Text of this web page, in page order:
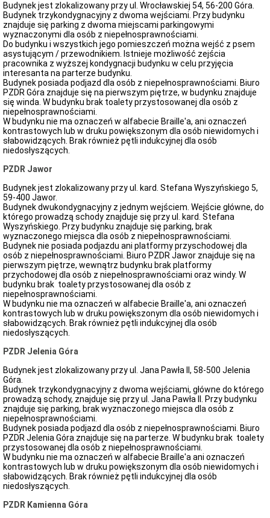
Budynek jest zlokalizowany przy ul. Wrocławskiej 54, 56-200 Góra.
Budynek trzykondygnacyjny z dwoma wejściami. Przy budynku
znajduje się parking z dwoma miejscami parkingowymi
wyznaczonymi dla osób z niepełnosprawnościami.
Do budynku i wszystkich jego pomieszczeń można wejść z psem
asystującym / przewodnikiem. Istnieje możliwość zejścia
pracownika z wyższej kondygnacji budynku w celu przyjęcia
interesanta na parterze budynku.
Budynek posiada podjazd dla osób z niepełnosprawnościami. Biuro
PZDR Góra znajduje się na pierwszym piętrze, w budynku znajduje
się winda. W budynku brak toalety przystosowanej dla osób z
niepełnosprawnościami.
W budynku nie ma oznaczeń w alfabecie Braille'a, ani oznaczeń
kontrastowych lub w druku powiększonym dla osób niewidomych i
słabowidzących. Brak również pętli indukcyjnej dla osób
niedosłyszących.
PZDR Jawor
Budynek jest zlokalizowany przy ul. kard. Stefana Wyszyńskiego 5,
59-400 Jawor.
Budynek dwukondygnacyjny z jednym wejściem. Wejście główne, do
którego prowadzą schody znajduje się przy ul. kard. Stefana
Wyszyńskiego. Przy budynku znajduje się parking, brak
wyznaczonego miejsca dla osób z niepełnosprawnościami.
Budynek nie posiada podjazdu ani platformy przyschodowej dla
osób z niepełnosprawnościami. Biuro PZDR Jawor znajduje się na
pierwszym piętrze, wewnątrz budynku brak platformy
przychodowej dla osób z niepełnosprawnościami oraz windy. W
budynku brak toalety przystosowanej dla osób z
niepełnosprawnościami.
W budynku nie ma oznaczeń w alfabecie Braille'a, ani oznaczeń
kontrastowych lub w druku powiększonym dla osób niewidomych i
słabowidzących. Brak również pętli indukcyjnej dla osób
niedosłyszących.
PZDR Jelenia Góra
Budynek jest zlokalizowany przy ul. Jana Pawła II, 58-500 Jelenia
Góra.
Budynek trzykondygnacyjny z dwoma wejściami, główne do którego
prowadzą schody, znajduje się przy ul. Jana Pawła II. Przy budynku
znajduje się parking, brak wyznaczonego miejsca dla osób z
niepełnosprawnościami.
Budynek posiada podjazd dla osób z niepełnosprawnościami. Biuro
PZDR Jelenia Góra znajduje się na parterze. W budynku brak toalety
przystosowanej dla osób z niepełnosprawnościami.
W budynku nie ma oznaczeń w alfabecie Braille'a ani oznaczeń
kontrastowych lub w druku powiększonym dla osób niewidomych i
słabowidzących. Brak również pętli indukcyjnej dla osób
niedosłyszących.
PZDR Kamienna Góra